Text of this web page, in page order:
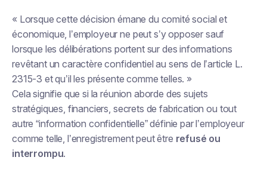
« Lorsque cette décision émane du comité social et
économique, l’employeur ne peut s’y opposer sauf
lorsque les délibérations portent sur des informations
revêtant un caractère confidentiel au sens de l’article L.
2315-3 et qu’il les présente comme telles. »
Cela signifie que si la réunion aborde des sujets
stratégiques, financiers, secrets de fabrication ou tout
autre “information confidentielle” définie par l’employeur
comme telle, l’enregistrement peut être refusé ou
interrompu.